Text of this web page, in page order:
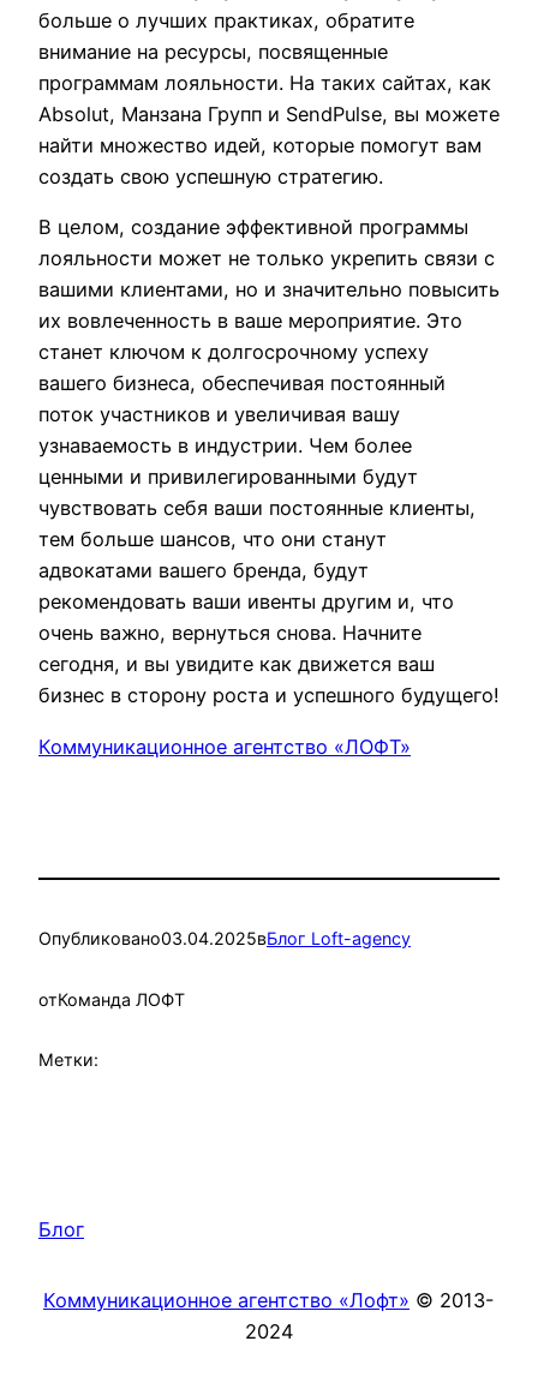
больше о лучших практиках, обратите
внимание на ресурсы, посвященные
программам лояльности. На таких сайтах, как
Absolut, Манзана Групп и SendPulse, вы можете
найти множество идей, которые помогут вам
создать свою успешную стратегию.
В целом, создание эффективной программы
лояльности может не только укрепить связи с
вашими клиентами, но и значительно повысить
их вовлеченность в ваше мероприятие. Это
станет ключом к долгосрочному успеху
вашего бизнеса, обеспечивая постоянный
поток участников и увеличивая вашу
узнаваемость в индустрии. Чем более
ценными и привилегированными будут
чувствовать себя ваши постоянные клиенты,
тем больше шансов, что они станут
адвокатами вашего бренда, будут
рекомендовать ваши ивенты другим и, что
очень важно, вернуться снова. Начните
сегодня, и вы увидите как движется ваш
бизнес в сторону роста и успешного будущего!
Коммуникационное агентство «ЛОФТ»
Опубликовано03.04.2025вБлог Loft-agency
отКоманда ЛОФТ
Метки:
Блог
Коммуникационное агентство «Лофт» © 2013-
2024